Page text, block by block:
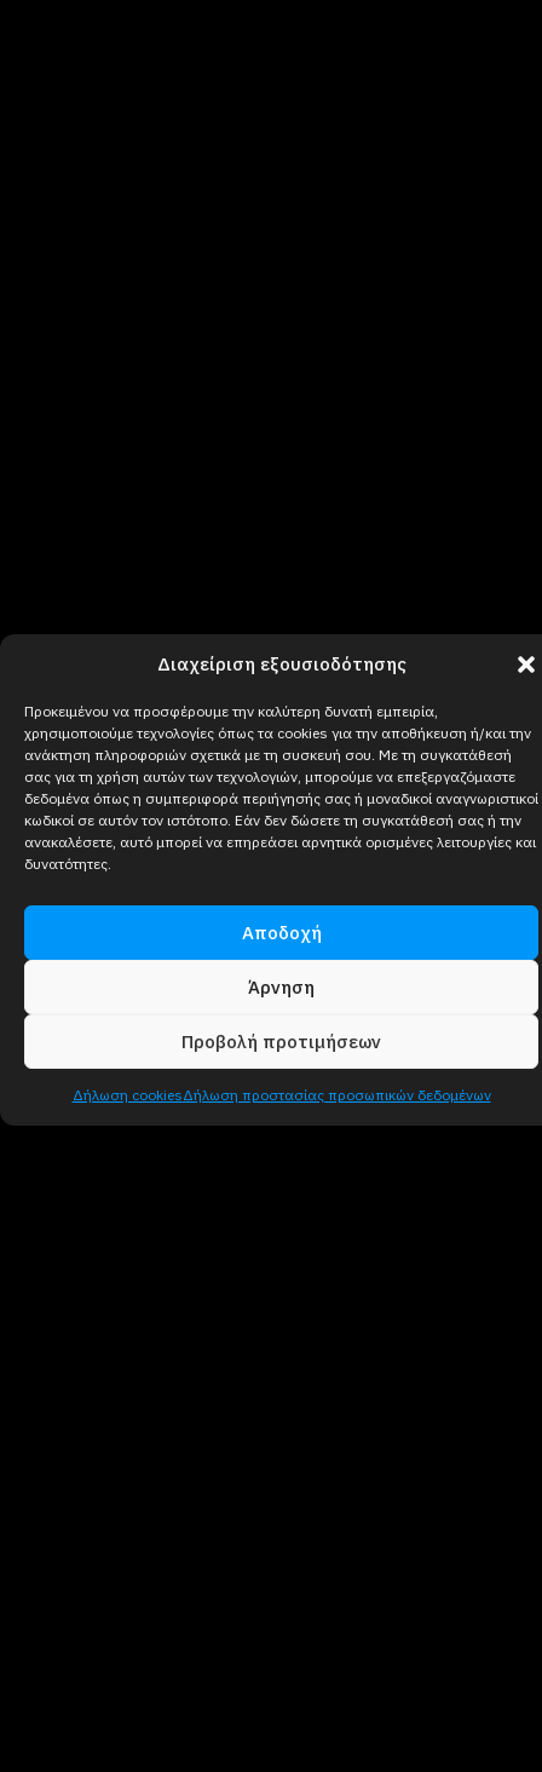
Διαχείριση εξουσιοδότησης
Προκειμένου να προσφέρουμε την καλύτερη δυνατή εμπειρία,
χρησιμοποιούμε τεχνολογίες όπως τα cookies για την αποθήκευση ή/και την
ανάκτηση πληροφοριών σχετικά με τη συσκευή σου. Με τη συγκατάθεσή
σας για τη χρήση αυτών των τεχνολογιών, μπορούμε να επεξεργαζόμαστε
δεδομένα όπως η συμπεριφορά περιήγησής σας ή μοναδικοί αναγνωριστικοί
κωδικοί σε αυτόν τον ιστότοπο. Εάν δεν δώσετε τη συγκατάθεσή σας ή την
ανακαλέσετε, αυτό μπορεί να επηρεάσει αρνητικά ορισμένες λειτουργίες και
δυνατότητες.
Αποδοχή
Άρνηση
Προβολή προτιμήσεων
Δήλωση cookiesΔήλωση προστασίας προσωπικών δεδομένων